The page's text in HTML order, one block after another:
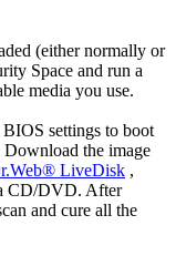
(either normally or
Space and run a
media you use.
settings to boot
the image
LiveDisk ,
CD/DVD. After
and cure all the